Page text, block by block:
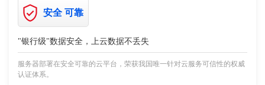
安全 可靠
"银行级"数据安全，上云数据不丢失
服务器部署在安全可靠的云平台，荣获我国唯一针对云服务可信性的权威
认证体系。